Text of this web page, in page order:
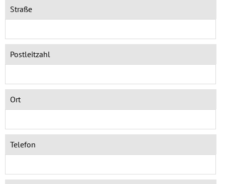
Straße
Postleitzahl
Ort
Telefon